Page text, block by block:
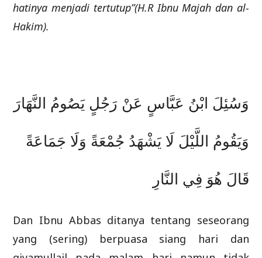
hatinya menjadi tertutup”(H.R Ibnu Majah dan al-
Hakim).
وَسُئِلَ ابْنُ عَبَّاسٍ عَنْ رَجُلٍ يَصُومُ النَّهَارَ
وَيَقُومُ اللَّيْلَ لَا يَشْهَدُ جُمْعَةً وَلَا جَمَاعَةً
قَالَ هُوَ فِي النَّارِ
Dan Ibnu Abbas ditanya tentang seseorang
yang (sering) berpuasa siang hari dan